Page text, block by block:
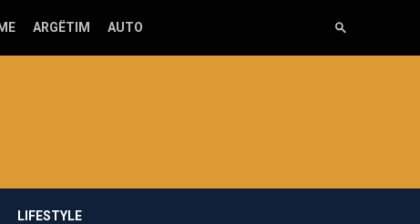
ARGËTIM AUTO
LIFESTYLE